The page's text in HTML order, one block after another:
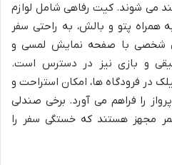
می شوند. کیت رفاهی شامل لوازم
همراه پتو و بالش، به راحتی سفر
شخصی با صفحه نمایش لمسی و
و بازی نیز در دسترس است.
در فرودگاه ها، امکان استراحت و
را فراهم می آورد. برخی صندلی
مجهز هستند که خستگی سفر را